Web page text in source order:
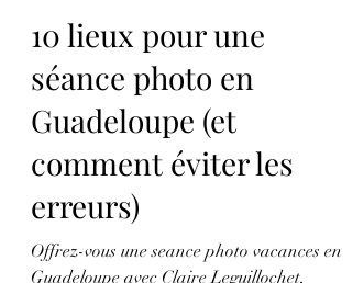
3 min de lecture
10 lieux pour une
séance photo en
Guadeloupe (et
comment éviter les
erreurs)